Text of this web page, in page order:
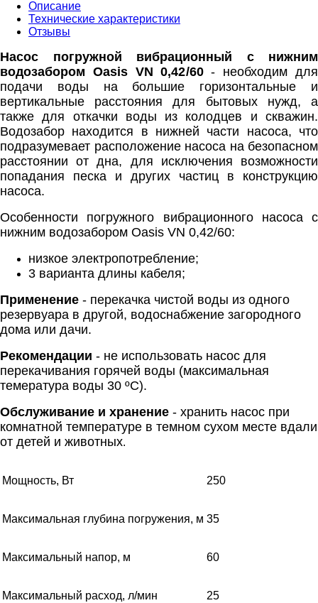
Описание
Технические характеристики
Отзывы
Насос погружной вибрационный c нижним
водозабором Oasis VN 0,42/60- необходим для
подачи воды на большие горизонтальные и
вертикальные расстояния для бытовых нужд, а
также для откачки воды из колодцев и скважин.
Водозабор находится в нижней части насоса, что
подразумевает расположение насоса на безопасном
расстоянии от дна, для исключения возможности
попадания песка и других частиц в конструкцию
насоса.
Особенности погружного вибрационного насоса c
нижним водозабором Oasis VN 0,42/60:
низкое электропотребление;
3 варианта длины кабеля;
Применение - перекачка чистой воды из одного
резервуара в другой, водоснабжение загородного
дома или дачи.
Рекомендации - не использовать насос для
перекачивания горячей воды (максимальная
темература воды 30 ºС).
Обслуживание и хранение - хранить насос при
комнатной температуре в темном сухом месте вдали
от детей и животных.
Мощность, Вт 250
Максимальная глубина погружения, м 35
Максимальный напор, м 60
Максимальный расход, л/мин 25